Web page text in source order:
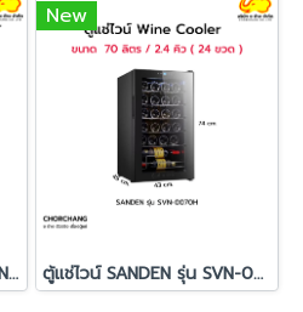
ตู้แช่ไวน์สเตนเลส 1 ประตู SANDEN รุ่น SVD-0400P
New
ตู้แช่ไวน์ SANDEN รุ่น SVN-0070H (24 ขวด)